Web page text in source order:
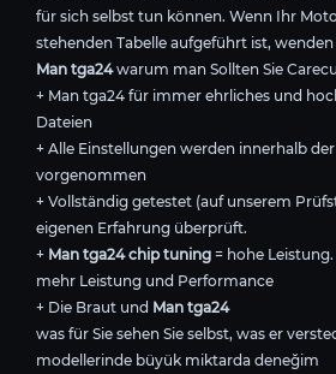
für sich selbst tun können. Wenn Ihr
stehenden Tabelle aufgeführt ist, wenden
Man tga24warum man Sollten Sie
+ Man tga24 für immer ehrliches und
Dateien
+ Alle Einstellungen werden innerhalb
vorgenommen
+ Vollständig getestet (auf unserem
eigenen Erfahrung überprüft.
+ Man tga24 chip tuning = hohe Leistung.
mehr Leistung und Performance
+ Die Braut und Man tga24
was für Sie sehen Sie selbst, was er
modellerinde büyük miktarda deneğim